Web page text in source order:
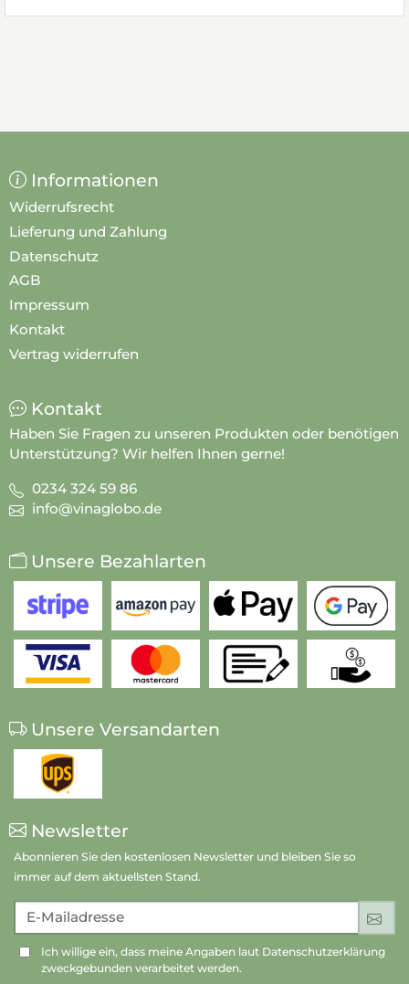
Informationen
Widerrufsrecht
Lieferung und Zahlung
Datenschutz
AGB
Impressum
Kontakt
Vertrag widerrufen
Kontakt
Haben Sie Fragen zu unseren Produkten oder benötigen
Unterstützung? Wir helfen Ihnen gerne!
0234 324 59 86
info@vinaglobo.de
Unsere Bezahlarten
Unsere Versandarten
Newsletter
Abonnieren Sie den kostenlosen Newsletter und bleiben Sie so
immer auf dem aktuellsten Stand.
E-Mailadresse
Ich willige ein, dass meine Angaben laut Datenschutzerklärung
zweckgebunden verarbeitet werden.